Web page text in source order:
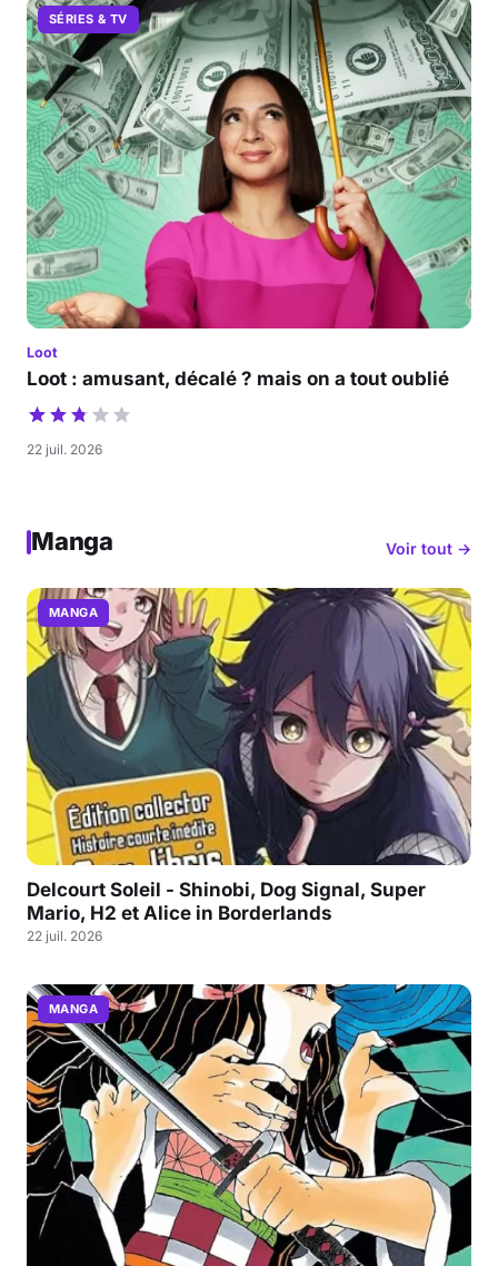
SÉRIES & TV
Loot
Loot : amusant, décalé ? mais on a tout oublié
22 juil. 2026
Manga Voir tout →
MANGA
Delcourt Soleil - Shinobi, Dog Signal, Super
Mario, H2 et Alice in Borderlands
22 juil. 2026
MANGA